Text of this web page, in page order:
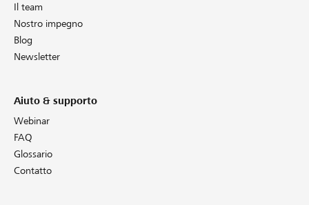
Il team
Nostro impegno
Blog
Newsletter
Aiuto & supporto
Webinar
FAQ
Glossario
Contatto